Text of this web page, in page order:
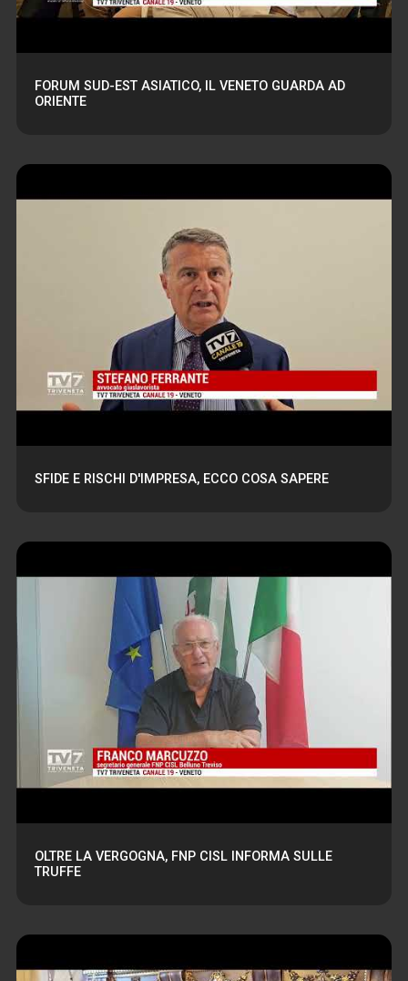
FORUM SUD-EST ASIATICO, IL VENETO GUARDA AD
ORIENTE
SFIDE E RISCHI D'IMPRESA, ECCO COSA SAPERE
OLTRE LA VERGOGNA, FNP CISL INFORMA SULLE
TRUFFE